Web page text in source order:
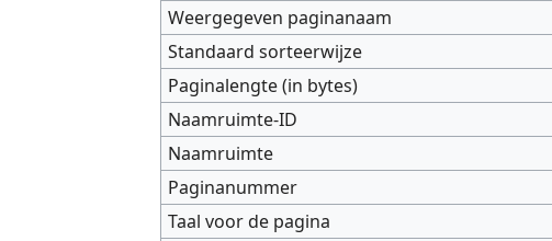
Weergegeven paginanaam
Standaard sorteerwijze
Paginalengte (in bytes)
Naamruimte-ID
Naamruimte
Paginanummer
Taal voor de pagina